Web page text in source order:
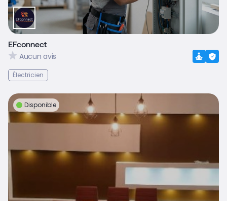
EFconnect
Aucun avis
Électricien
Disponible